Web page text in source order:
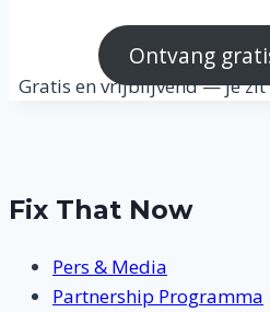
Ontvang
Gratis en vrijblijvend — je zit
Fix That Now
Pers & Media
Partnership Programma